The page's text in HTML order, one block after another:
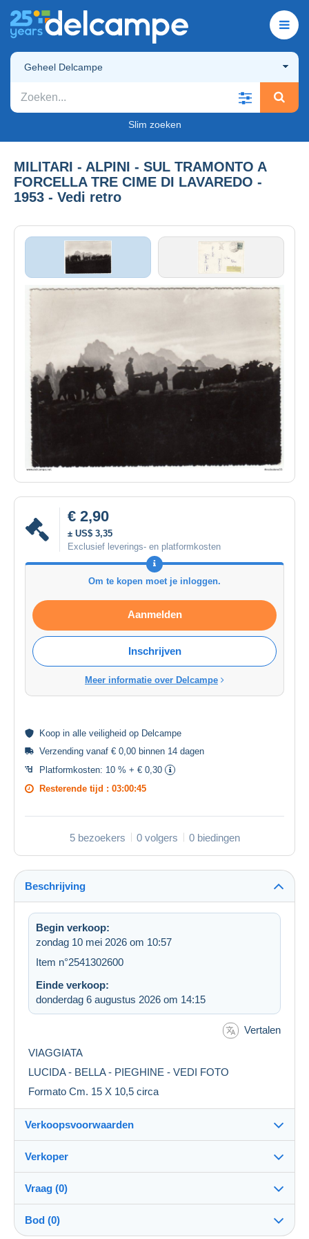
Geheel Delcampe
Slim zoeken
MILITARI - ALPINI - SUL TRAMONTO A
FORCELLA TRE CIME DI LAVAREDO -
1953 - Vedi retro
€ 2,90
± US$ 3,35
Exclusief leverings- en platformkosten
Om te kopen moet je inloggen.
Aanmelden
Inschrijven
Meer informatie over Delcampe
Koop in alle veiligheid op Delcampe
Verzending vanaf € 0,00 binnen 14 dagen
Platformkosten: 10 % + € 0,30
Resterende tijd : 03:00:44
5 bezoekers 0 volgers 0 biedingen
Beschrijving
Begin verkoop:
zondag 10 mei 2026 om 10:57
Item n°2541302600
Einde verkoop:
donderdag 6 augustus 2026 om 14:15
Vertalen
VIAGGIATA
LUCIDA - BELLA - PIEGHINE - VEDI FOTO
Formato Cm. 15 X 10,5 circa
Verkoopsvoorwaarden
Details van de verkoopvoorwaarden
Verzending na betaling binnen 14 dagen
Verkoper
Arcobaleno55100%(76x)
Winkel
Vraag (0)
Bod (0)